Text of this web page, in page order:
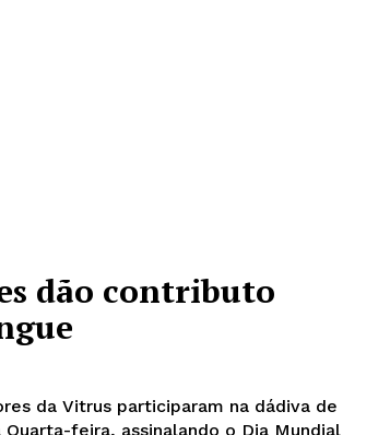
dão contributo
da Vitrus participaram na dádiva de
feira, assinalando o Dia Mundial